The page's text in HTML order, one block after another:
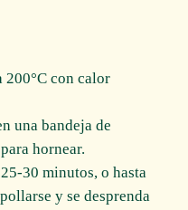
200°C con calor
una bandeja de
hornear.
30 minutos, o hasta
y se desprenda